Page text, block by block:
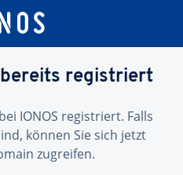
registriert
IONOS registriert. Falls
können Sie sich jetzt
zugreifen.